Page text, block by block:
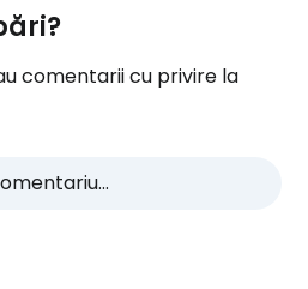
comentarii cu privire la